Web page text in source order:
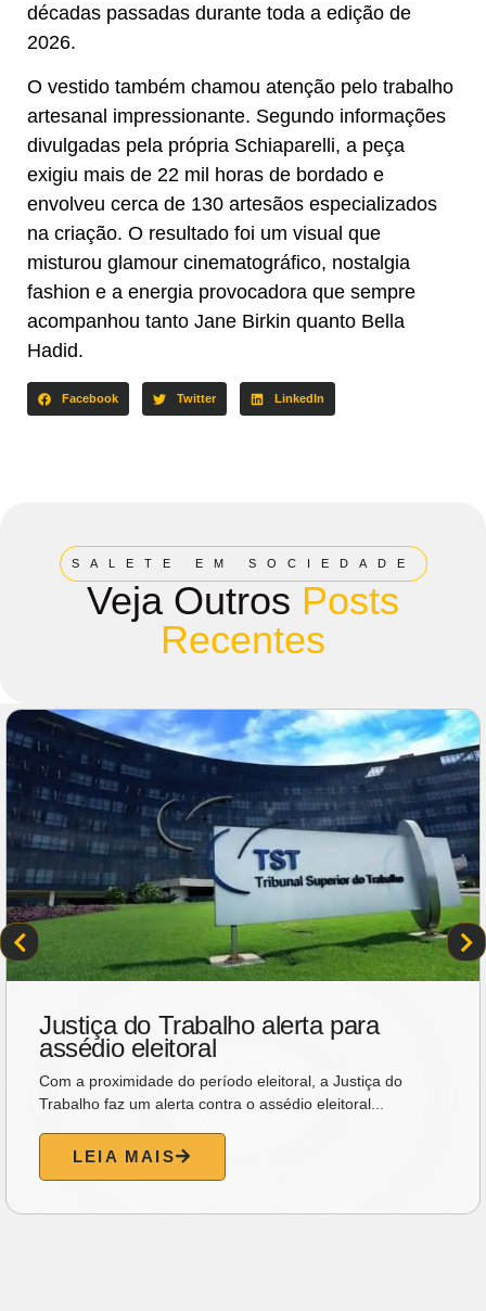
décadas passadas durante toda a edição de
2026.
O vestido também chamou atenção pelo trabalho
artesanal impressionante. Segundo informações
divulgadas pela própria Schiaparelli, a peça
exigiu mais de 22 mil horas de bordado e
envolveu cerca de 130 artesãos especializados
na criação. O resultado foi um visual que
misturou glamour cinematográfico, nostalgia
fashion e a energia provocadora que sempre
acompanhou tanto Jane Birkin quanto Bella
Hadid.
Facebook Twitter LinkedIn
SALETE EM SOCIEDADE
Veja Outros Posts
Recentes
Justiça do Trabalho alerta para
assédio eleitoral
Com a proximidade do período eleitoral, a Justiça do
Trabalho faz um alerta contra o assédio eleitoral...
LEIA MAIS